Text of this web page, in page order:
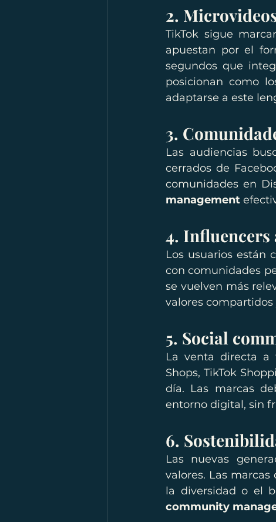
2.
TikTok sigue
apuestan por el
segundos que
posicionan como
adaptarse a este
3.
Las audiencias
cerrados de
comunidades en
management
4. Influencers
Los usuarios están
con comunidades
se vuelven más
valores
5. Social
La venta directa a
Shops, TikTok
día. Las marcas
entorno digital, sin
6.
Las nuevas
valores. Las
community